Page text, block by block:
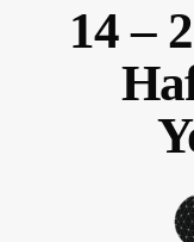
14 –